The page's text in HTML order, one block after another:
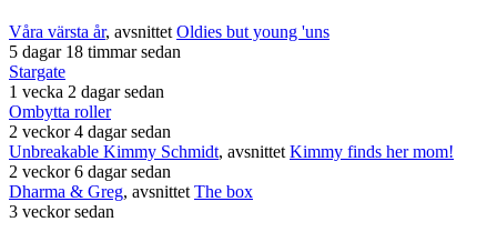
Våra värsta år, avsnittet Oldies but young 'uns
5 dagar 18 timmar sedan
Stargate
1 vecka 2 dagar sedan
Ombytta roller
2 veckor 4 dagar sedan
Unbreakable Kimmy Schmidt, avsnittet Kimmy finds her mom!
2 veckor 6 dagar sedan
Dharma & Greg, avsnittet The box
3 veckor sedan